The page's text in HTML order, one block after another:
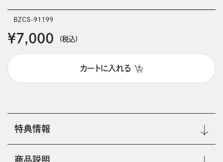
BZCS-91199
￥7,000 (税込)
カートに入れる
特典情報
商品説明